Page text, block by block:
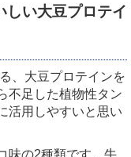
しい大豆プロテイ
、大豆プロテインを
不足した植物性タン
活用しやすいと思い